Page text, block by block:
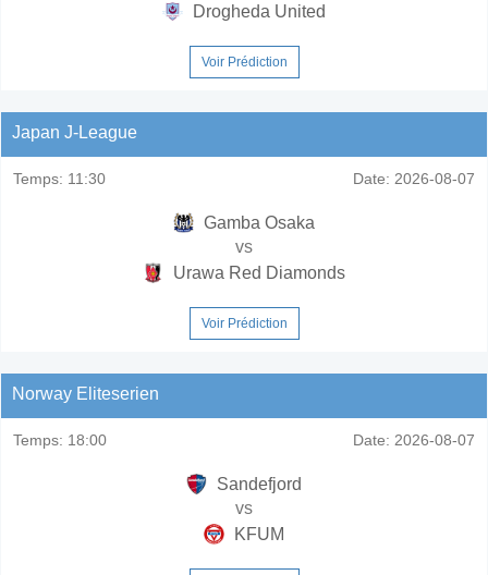
Drogheda United
Voir Prédiction
Japan J-League
Temps: 11:30 Date: 2026-08-07
Gamba Osaka
vs
Urawa Red Diamonds
Voir Prédiction
Norway Eliteserien
Temps: 18:00 Date: 2026-08-07
Sandefjord
vs
KFUM